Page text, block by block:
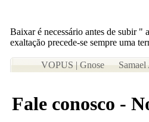
Baixar é necessário antes de subir "
exaltaçăo precede-se sempre uma
VOPUS | Gnose
Fale conosco -